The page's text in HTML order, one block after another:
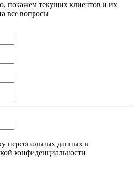
покажем текущих клиентов и их
все вопросы
персональных данных в
конфиденциальности